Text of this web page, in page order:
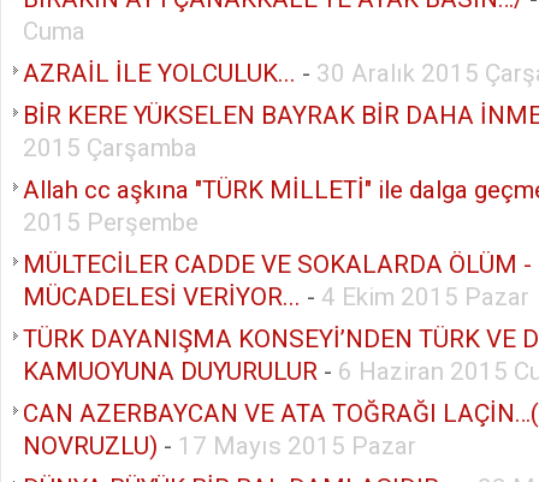
Cuma
AZRAİL İLE YOLCULUK... - 30 Aralık 2015
BİR KERE YÜKSELEN BAYRAK BİR DAHA
2015 Çarşamba
Allah cc aşkına "TÜRK MİLLETİ" ile dalga
2015 Perşembe
MÜLTECİLER CADDE VE SOKALARDA ÖLÜM
MÜCADELESİ VERİYOR... - 4 Ekim 2015 Pazar
TÜRK DAYANIŞMA KONSEYİ’NDEN TÜRK VE
KAMUOYUNA DUYURULUR - 6 Haziran 2015
CAN AZERBAYCAN VE ATA TOĞRAĞI
NOVRUZLU) - 17 Mayıs 2015 Pazar